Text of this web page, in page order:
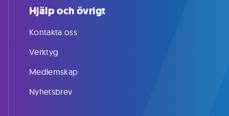
Hjälp och övrigt
Kontakta oss
Verktyg
Medlemskap
Nyhetsbrev